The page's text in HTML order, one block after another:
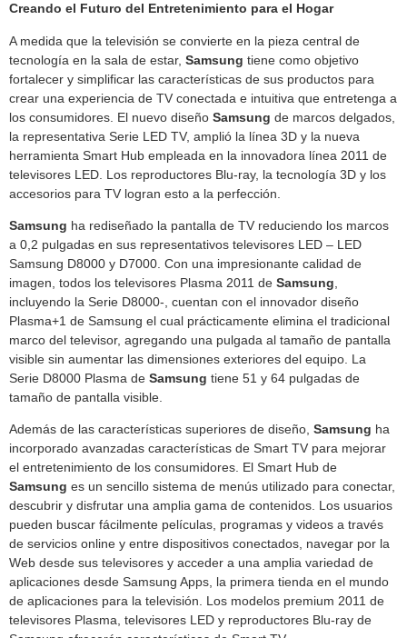
Creando el Futuro del Entretenimiento para el Hogar
A medida que la televisión se convierte en la pieza central de
tecnología en la sala de estar, Samsung tiene como objetivo
fortalecer y simplificar las características de sus productos para
crear una experiencia de TV conectada e intuitiva que entretenga a
los consumidores. El nuevo diseño Samsung de marcos delgados,
la representativa Serie LED TV, amplió la línea 3D y la nueva
herramienta Smart Hub empleada en la innovadora línea 2011 de
televisores LED. Los reproductores Blu-ray, la tecnología 3D y los
accesorios para TV logran esto a la perfección.
Samsung ha rediseñado la pantalla de TV reduciendo los marcos
a 0,2 pulgadas en sus representativos televisores LED – LED
Samsung D8000 y D7000. Con una impresionante calidad de
imagen, todos los televisores Plasma 2011 de Samsung
incluyendo la Serie D8000-, cuentan con el innovador diseño
Plasma+1 de Samsung el cual prácticamente elimina el tradicional
marco del televisor, agregando una pulgada al tamaño de pantalla
visible sin aumentar las dimensiones exteriores del equipo. La
Serie D8000 Plasma de Samsung tiene 51 y 64 pulgadas de
tamaño de pantalla visible.
Además de las características superiores de diseño, Samsung ha
incorporado avanzadas características de Smart TV para mejorar
el entretenimiento de los consumidores. El Smart Hub de
Samsung es un sencillo sistema de menús utilizado para conectar,
descubrir y disfrutar una amplia gama de contenidos. Los usuarios
pueden buscar fácilmente películas, programas y videos a través
de servicios online y entre dispositivos conectados, navegar por la
Web desde sus televisores y acceder a una amplia variedad de
aplicaciones desde Samsung Apps, la primera tienda en el mundo
de aplicaciones para la televisión. Los modelos premium 2011 de
televisores Plasma, televisores LED y reproductores Blu-ray de